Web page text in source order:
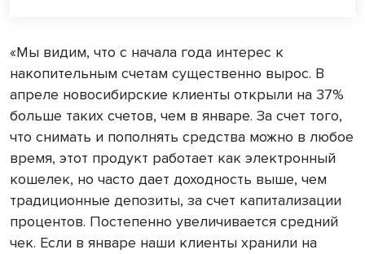
«Мы видим, что с начала года интерес к
накопительным счетам существенно вырос. В
апреле новосибирские клиенты открыли на 37%
больше таких счетов, чем в январе. За счет того,
что снимать и пополнять средства можно в любое
время, этот продукт работает как электронный
кошелек, но часто дает доходность выше, чем
традиционные депозиты, за счет капитализации
процентов. Постепенно увеличивается средний
чек. Если в январе наши клиенты хранили на